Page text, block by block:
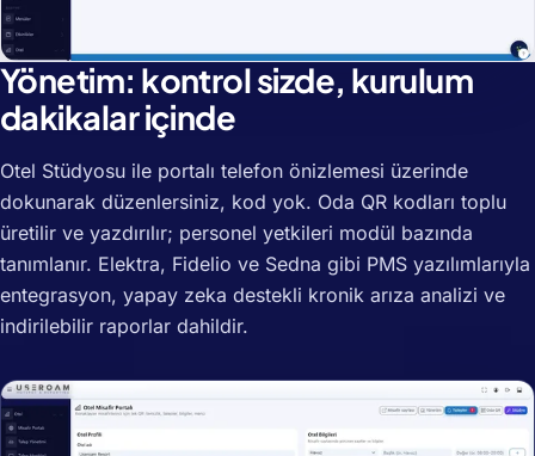
Yönetim: kontrol sizde, kurulum
dakikalar içinde
Otel Stüdyosu ile portalı telefon önizlemesi üzerinde
dokunarak düzenlersiniz, kod yok. Oda QR kodları toplu
üretilir ve yazdırılır; personel yetkileri modül bazında
tanımlanır. Elektra, Fidelio ve Sedna gibi PMS yazılımlarıyla
entegrasyon, yapay zeka destekli kronik arıza analizi ve
indirilebilir raporlar dahildir.